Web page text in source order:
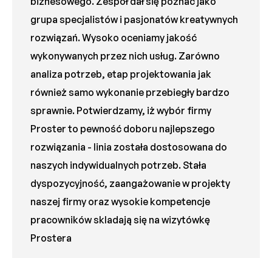
grupa specjalistów i pasjonatów kreatywnych
rozwiązań. Wysoko oceniamy jakość
wykonywanych przez nich usług. Zarówno
analiza potrzeb, etap projektowania jak
również samo wykonanie przebiegły bardzo
sprawnie. Potwierdzamy, iż wybór firmy
Proster to pewność doboru najlepszego
rozwiązania - linia została dostosowana do
naszych indywidualnych potrzeb. Stała
dyspozycyjność, zaangażowanie w projekty
naszej firmy oraz wysokie kompetencje
pracowników skladają się na wizytówkę
Prostera